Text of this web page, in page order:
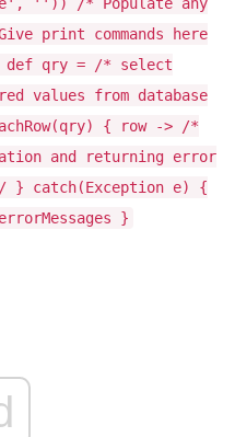
'')) /* Populate any
print commands here
qry = /* select
values from database
{ row -> /*
and returning error
} catch(Exception e) {
}